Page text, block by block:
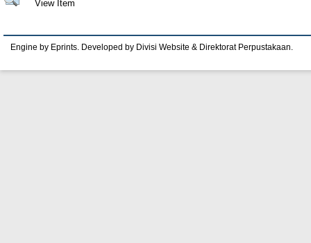
View Item
Engine by Eprints. Developed by Divisi Website & Direktorat Perpustakaan.